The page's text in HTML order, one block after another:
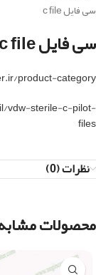
سی فایل c file
سی فایل c file
product-category
vdw-sterile-c-pilot-
files
نظرات (0)
محصولات